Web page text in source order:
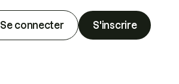
Se connecter S'inscrire